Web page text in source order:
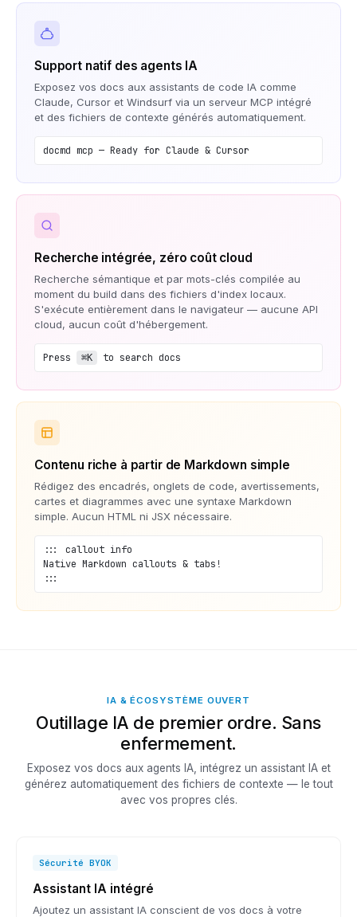
Support natif des agents IA
Exposez vos docs aux assistants de code IA comme
Claude, Cursor et Windsurf via un serveur MCP intégré
et des fichiers de contexte générés automatiquement.
docmd mcp — Ready for Claude & Cursor
Recherche intégrée, zéro coût cloud
Recherche sémantique et par mots-clés compilée au
moment du build dans des fichiers d'index locaux.
S'exécute entièrement dans le navigateur — aucune API
cloud, aucun coût d'hébergement.
Press ⌘K to search docs
Contenu riche à partir de Markdown simple
Rédigez des encadrés, onglets de code, avertissements,
cartes et diagrammes avec une syntaxe Markdown
simple. Aucun HTML ni JSX nécessaire.
::: callout info
Native Markdown callouts & tabs!
:::
IA & ÉCOSYSTÈME OUVERT
Outillage IA de premier ordre. Sans
enfermement.
Exposez vos docs aux agents IA, intégrez un assistant IA et
générez automatiquement des fichiers de contexte — le tout
avec vos propres clés.
Sécurité BYOK
Assistant IA intégré
Ajoutez un assistant IA conscient de vos docs à votre